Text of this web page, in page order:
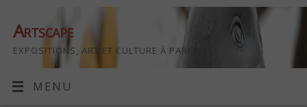
Artscape
EXPOSITIONS, ART ET CULTURE À PARIS
MENU